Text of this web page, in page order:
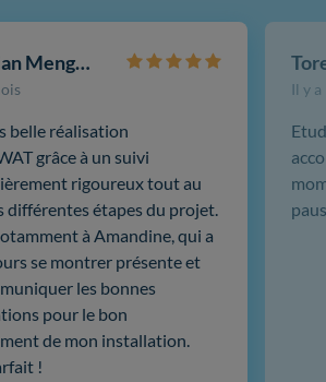
Christian Mengotti
belle réalisation
grâce à un suivi
rigoureux tout au
différentes étapes du projet.
à Amandine, qui a
se montrer présente et
les bonnes
pour le bon
de mon installation.
!
Il y